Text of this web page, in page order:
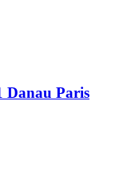
Danau Paris